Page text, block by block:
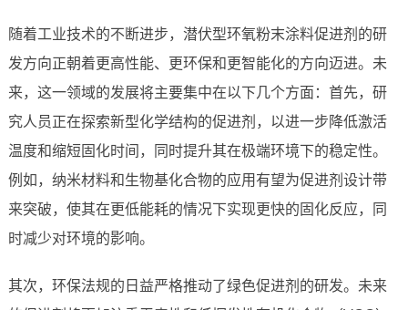
随着工业技术的不断进步，潜伏型环氧粉末涂料促进剂的研
发方向正朝着更高性能、更环保和更智能化的方向迈进。未
来，这一领域的发展将主要集中在以下几个方面：首先，研
究人员正在探索新型化学结构的促进剂，以进一步降低激活
温度和缩短固化时间，同时提升其在极端环境下的稳定性。
例如，纳米材料和生物基化合物的应用有望为促进剂设计带
来突破，使其在更低能耗的情况下实现更快的固化反应，同
时减少对环境的影响。
其次，环保法规的日益严格推动了绿色促进剂的研发。未来